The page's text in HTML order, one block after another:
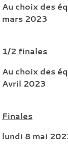
Au choix des
mars 2023
1/2 finales
Au choix des
Avril 2023
Finales
lundi 8 mai